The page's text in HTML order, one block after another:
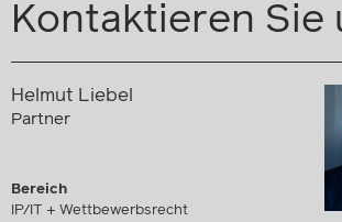
Kontaktieren Sie
Helmut Liebel
Partner
Bereich
IP/IT + Wettbewerbsrecht